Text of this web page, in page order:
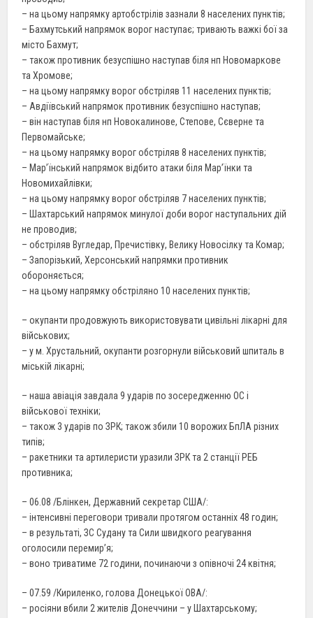
– на цьому напрямку артобстрілів зазнали 8 населених пунктів;
– Бахмутський напрямок ворог наступає; тривають важкі бої за
місто Бахмут;
– також противник безуспішно наступав біля нп Новомаркове
та Хромове;
– на цьому напрямку ворог обстріляв 11 населених пунктів;
– Авдіївський напрямок противник безуспішно наступав;
– він наступав біля нп Новокалинове, Степове, Сєверне та
Первомайське;
– на цьому напрямку ворог обстріляв 8 населених пунктів;
– Мар’їнський напрямок відбито атаки біля Мар’їнки та
Новомихайлівки;
– на цьому напрямку ворог обстріляв 7 населених пунктів;
– Шахтарський напрямок минулої доби ворог наступальних дій
не проводив;
– обстріляв Вугледар, Пречистівку, Велику Новосілку та Комар;
– Запорізький, Херсонський напрямки противник
обороняється;
– на цьому напрямку обстріляно 10 населених пунктів;
– окупанти продовжують використовувати цивільні лікарні для
військових;
– у м. Хрустальний, окупанти розгорнули військовий шпиталь в
міській лікарні;
– наша авіація завдала 9 ударів по зосередженню ОС і
військової техніки;
– також 3 ударів по ЗРК; також збили 10 ворожих БпЛА різних
типів;
– ракетники та артилеристи уразили ЗРК та 2 станції РЕБ
противника;
– 06.08 /Блінкен, Державний секретар США/:
– інтенсивні переговори тривали протягом останніх 48 годин;
– в результаті, ЗС Судану та Сили швидкого реагування
оголосили перемир’я;
– воно триватиме 72 години, починаючи з опівночі 24 квітня;
– 07.59 /Кириленко, голова Донецької ОВА/:
– росіяни вбили 2 жителів Донеччини – у Шахтарському;